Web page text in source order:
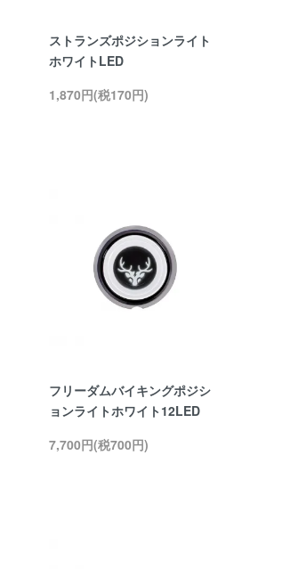
ストランズポジションライト
ホワイトLED
1,870円(税170円)
フリーダムバイキングポジシ
ョンライトホワイト12LED
7,700円(税700円)